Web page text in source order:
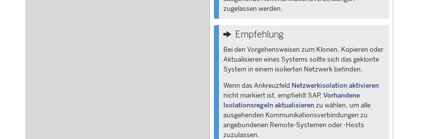
zugelassen werden.
Empfehlung
Bei den Vorgehensweisen zum Klonen, Kopieren oder
Aktualisieren eines Systems sollte sich das geklonte
System in einem isolierten Netzwerk befinden.
Wenn das Ankreuzfeld Netzwerkisolation aktivieren
nicht markiert ist, empfiehlt SAP,Vorhandene
Isolationsregeln aktualisieren zu wählen, um alle
ausgehenden Kommunikationsverbindungen zu
angebundenen Remote-Systemen oder -Hosts
zuzulassen.